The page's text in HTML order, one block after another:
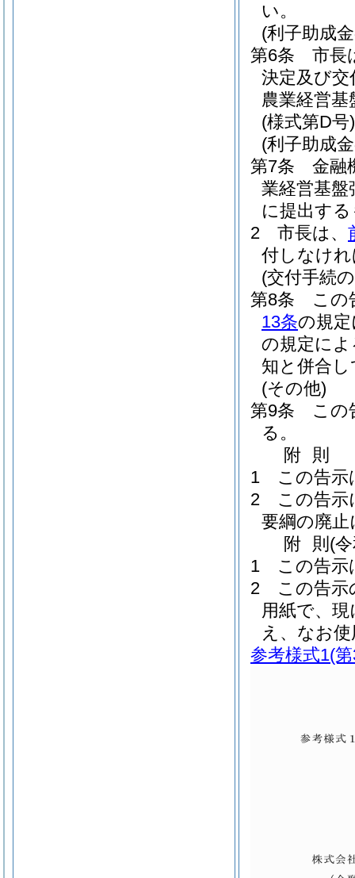
い。
(利子助成
第6条
市長
決定及び
農業経営基
(様式第D号)
(利子助成
第7条
金融
業経営基盤
に提出す
2
市長は、
付しなけ
(交付手続
第8条
この
13条の規
の規定に
知と併合
(その他)
第9条
この
る。
附 則
1
この告示
2
この告示
要綱の廃
附 則 (
1
この告示
2
この告示
用紙で、
え、なお
参考様式1(